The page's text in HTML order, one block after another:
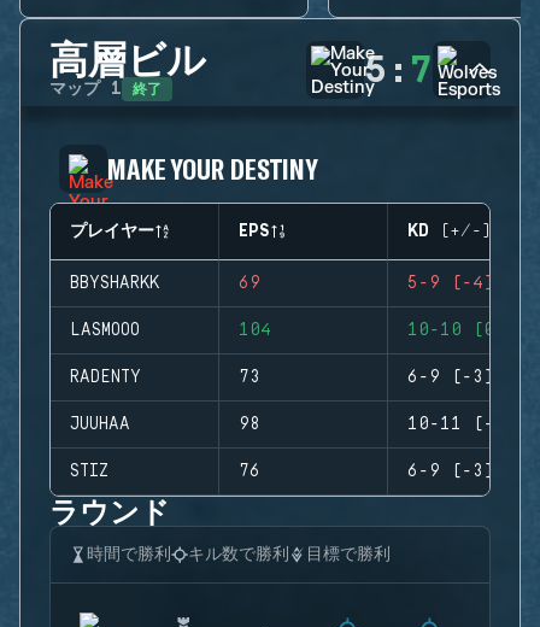
高層ビル
マップ 1 終了 5 : 7
MAKE YOUR DESTINY
プレイヤー EPS KD (+/-)
BBYSHARKK 69 5-9 (-4)
LASMOOO 104 10-10 (0)
RADENTY 73 6-9 (-3)
JUUHAA 98 10-11 (-1)
STIZ 76 6-9 (-3)
ラウンド
時間で勝利 キル数で勝利 目標で勝利